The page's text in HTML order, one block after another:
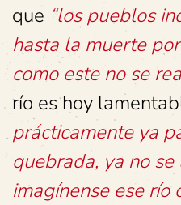
que “los pueblos
hasta la muerte
como este no se
río es hoy
prácticamente ya
quebrada, ya no
imagínense ese río